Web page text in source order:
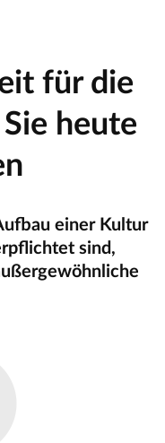
für die
heute
einer Kultur
sind,